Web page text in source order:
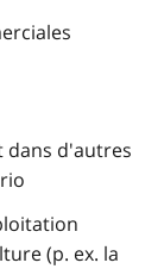
d'autres
(p. ex. la